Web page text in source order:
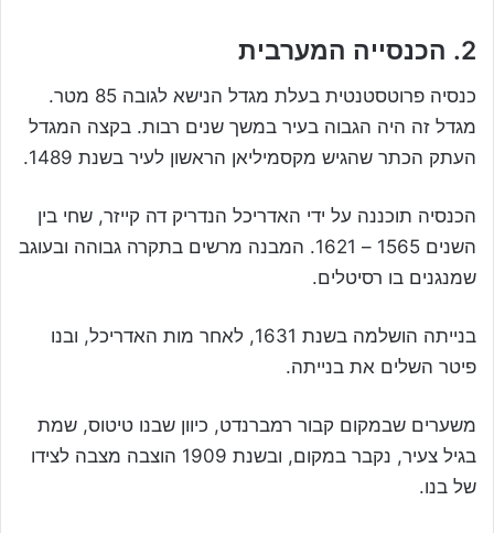
2. הכנסייה המערבית
כנסיה פרוטסטנטית בעלת מגדל הנישא לגובה 85 מטר.
מגדל זה היה הגבוה בעיר במשך שנים רבות. בקצה המגדל
העתק הכתר שהגיש מקסמיליאן הראשון לעיר בשנת 1489.
הכנסיה תוכננה על ידי האדריכל הנדריק דה קייזר, שחי בין
השנים 1565 – 1621. המבנה מרשים בתקרה גבוהה ובעוגב
שמנגנים בו רסיטלים.
בנייתה הושלמה בשנת 1631, לאחר מות האדריכל, ובנו
פיטר השלים את בנייתה.
משערים שבמקום קבור רמברנדט, כיוון שבנו טיטוס, שמת
בגיל צעיר, נקבר במקום, ובשנת 1909 הוצבה מצבה לצידו
של בנו.